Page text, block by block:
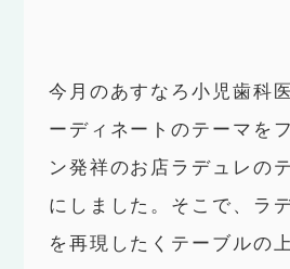
今月のあすなろ小児歯科
ーディネートのテーマを
ン発祥のお店ラデュレの
にしました。そこで、ラ
を再現したくテーブルの